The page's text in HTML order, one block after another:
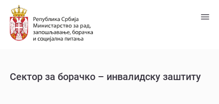
Пређи
главни
садржај
Сектор за борачкo – инвалидску заштиту